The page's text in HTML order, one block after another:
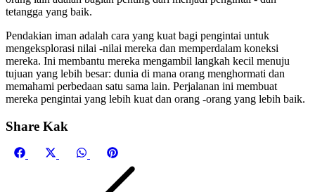
tetangga yang baik.
Pendakian iman adalah cara yang kuat bagi pengintai untuk
mengeksplorasi nilai -nilai mereka dan memperdalam koneksi
mereka. Ini membantu mereka mengambil langkah kecil menuju
tujuan yang lebih besar: dunia di mana orang menghormati dan
memahami perbedaan satu sama lain. Perjalanan ini membuat
mereka pengintai yang lebih kuat dan orang -orang yang lebih baik.
Share Kak
Share
FacebookShare
Share
WhatsApp
Share